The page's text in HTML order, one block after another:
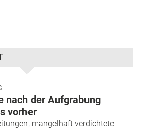
nach der Aufgrabung
vorher
mangelhaft verdichtete